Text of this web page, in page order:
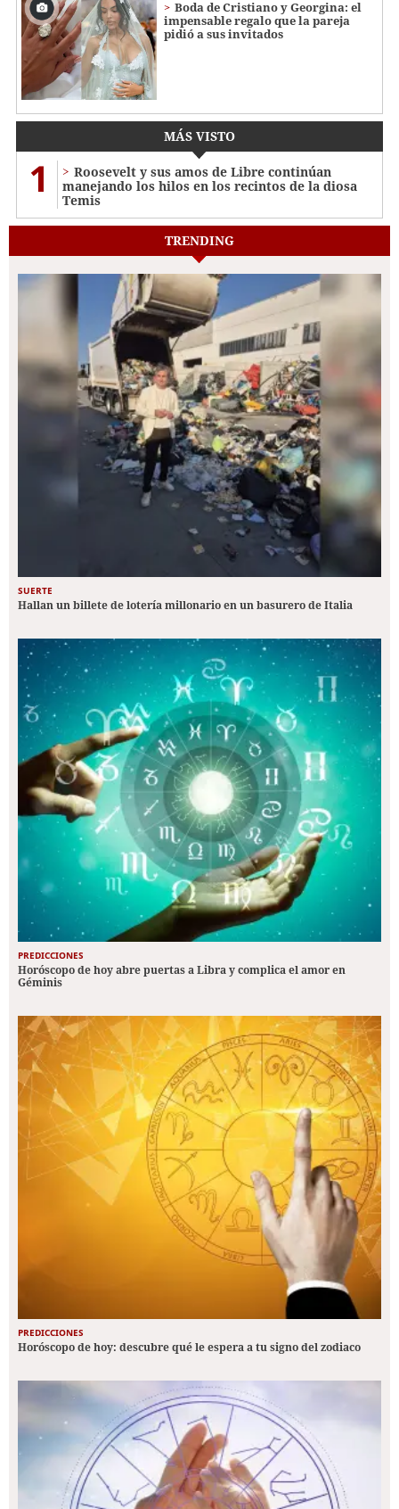
Boda de Cristiano y Georgina: el
impensable regalo que la pareja
pidió a sus invitados
MÁS VISTO
1
Roosevelt y sus amos de Libre continúan
manejando los hilos en los recintos de la diosa
Temis
TRENDING
SUERTE
Hallan un billete de lotería millonario en un basurero de Italia
PREDICCIONES
Horóscopo de hoy abre puertas a Libra y complica el amor en
Géminis
PREDICCIONES
Horóscopo de hoy: descubre qué le espera a tu signo del zodiaco